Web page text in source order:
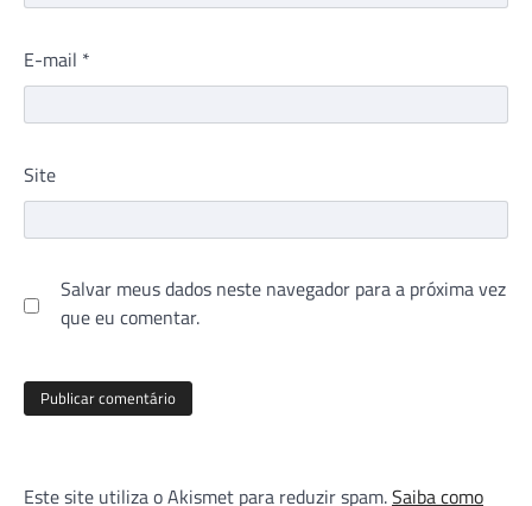
E-mail *
Site
Salvar meus dados neste navegador para a próxima vez
que eu comentar.
Este site utiliza o Akismet para reduzir spam.Saiba como